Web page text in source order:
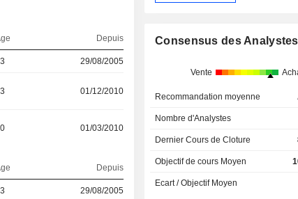
Depuis
29/08/2005
01/12/2010
01/03/2010
Depuis
29/08/2005
Consensus des Analystes
Vente
Recommandation moyenne
Nombre d'Analystes
Dernier Cours de Cloture
Objectif de cours Moyen
Ecart / Objectif Moyen